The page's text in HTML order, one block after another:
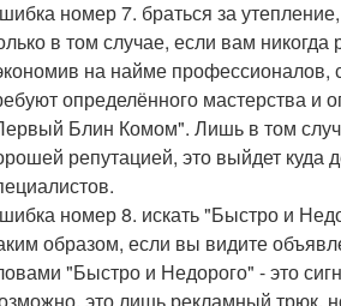
номер 7. браться за
в том случае, если вам
на найме профессионалов,
определённого мастерства и
Блин Комом". Лишь в том
репутацией, это выйдет куда
номер 8. искать "Быстро и
образом, если вы видите
"Быстро и Недорого" - это